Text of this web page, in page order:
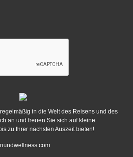
in die Welt des Reisens und des
an und freuen Sie sich auf kleine
zu Ihrer nächsten Auszeit bieten!